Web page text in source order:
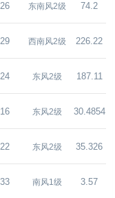
26 东南风2级 74.2
29 西南风2级 226.22
24 东风2级 187.11
16 东风2级 30.4854
22 东风2级 35.326
33 南风1级 3.57